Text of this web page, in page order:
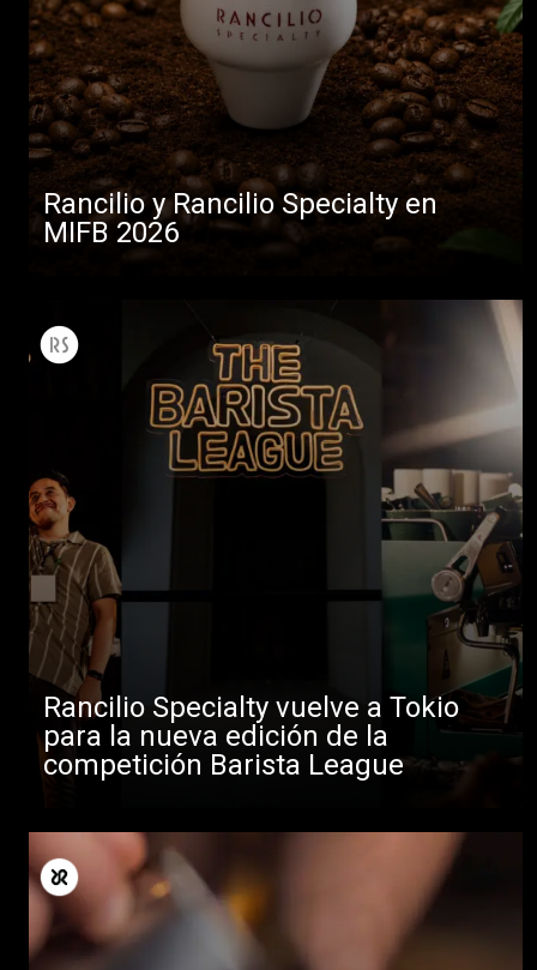
Rancilio y Rancilio Specialty en
MIFB 2026
Rancilio Specialty vuelve a Tokio
para la nueva edición de la
competición Barista League